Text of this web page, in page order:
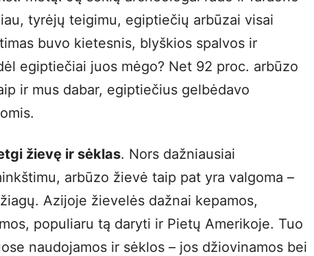
tyrėjų teigimu, egiptiečių arbūzai visai
buvo kietesnis, blyškios spalvos ir
egiptiečiai juos mėgo? Net 92 proc. arbūzo
ir mus dabar, egiptiečius gelbėdavo
žievę ir sėklas. Nors dažniausiai
arbūzo žievė taip pat yra valgoma –
Azijoje žievelės dažnai kepamos,
populiaru tą daryti ir Pietų Amerikoje. Tuo
naudojamos ir sėklos – jos džiovinamos bei